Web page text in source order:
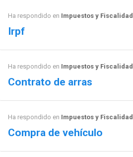
Ha respondido en Impuestos y Fiscalidad
Irpf
Ha respondido en Impuestos y Fiscalidad
Contrato de arras
Ha respondido en Impuestos y Fiscalidad
Compra de vehículo